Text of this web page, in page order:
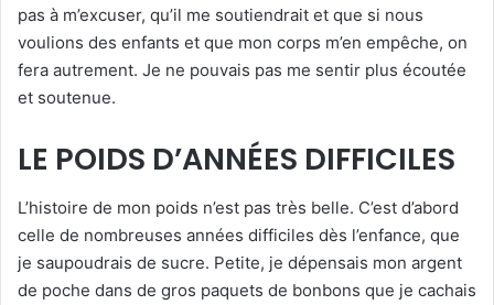
pas à m’excuser, qu’il me soutiendrait et que si nous
voulions des enfants et que mon corps m’en empêche, on
fera autrement. Je ne pouvais pas me sentir plus écoutée
et soutenue.
LE POIDS D’ANNÉES DIFFICILES
L’histoire de mon poids n’est pas très belle. C’est d’abord
celle de nombreuses années difficiles dès l’enfance, que
je saupoudrais de sucre. Petite, je dépensais mon argent
de poche dans de gros paquets de bonbons que je cachais